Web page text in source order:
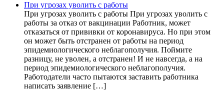
При угрозах уволить с работы
При угрозах уволить с работы При угрозах уволить с
работы за отказ от вакцинации Работник, может
отказаться от прививки от коронавируса. Но при этом
он может быть отстранен от работы на период
эпидемиологического неблагополучия. Поймите
разницу, не уволен, а отстранен! И не навсегда, а на
период эпидемиологического неблагополучия.
Работодатели часто пытаются заставить работника
написать заявление […]